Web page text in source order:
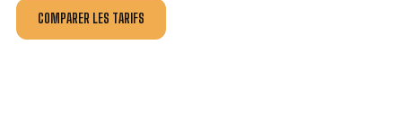
COMPARER LES TARIFS